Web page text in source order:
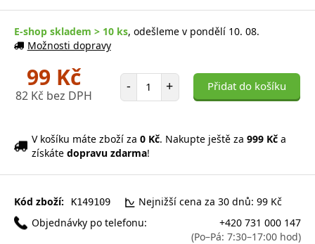
E-shop skladem > 10 ks, odešleme v pondělí 10. 08.
Možnosti dopravy
99 Kč
82 Kč bez DPH
- Počet položek
+ Přidat do košíku
V košíku máte zboží za 0 Kč. Nakupte ještě za 999 Kč a
získáte dopravu zdarma!
Kód zboží: K149109
Nejnižší cena za 30 dnů: 99 Kč
Objednávky po telefonu:
+420 731 000 147
(Po–Pá: 7:30–17:00 hod)